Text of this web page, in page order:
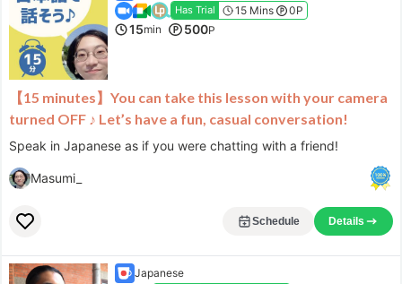
【15 minutes】You can take this lesson with your camera
turned OFF ♪ Let’s have a fun, casual conversation!
Speak in Japanese as if you were chatting with a friend!
Has Trial 15 Mins 0P
15min 500P
Masumi_
Schedule Details
Japanese